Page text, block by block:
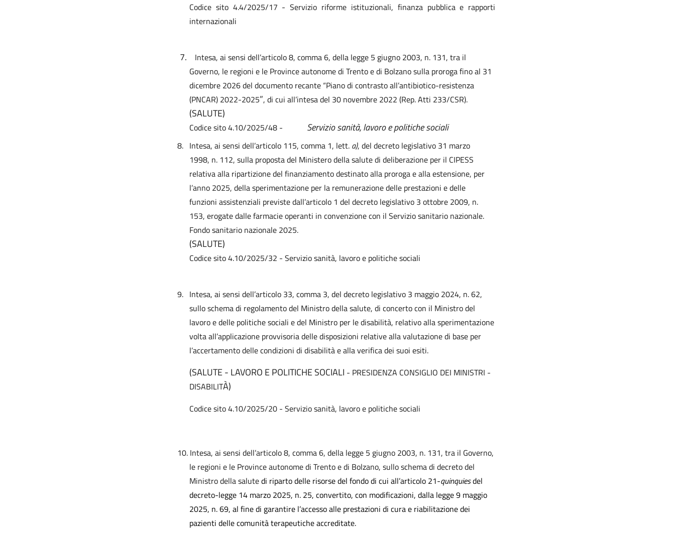
Codice sito 4.4/2025/17 - Servizio riforme istituzionali, finanza pubblica e rapporti
internazionali
7.
Intesa, ai sensi dell’articolo 8, comma 6, della legge 5 giugno 2003, n. 131, tra il
Governo, le regioni e le Province autonome di Trento e di Bolzano sulla proroga fino al 31
dicembre 2026 del documento recante “Piano di contrasto all’antibiotico-resistenza
(PNCAR) 2022-2025”, di cui all’intesa del 30 novembre 2022 (Rep. Atti 233/CSR).
(SALUTE)
Codice sito 4.10/2025/48 - Servizio sanità, lavoro e politiche sociali
8. Intesa, ai sensi dell’articolo 115, comma 1, lett. a), del decreto legislativo 31 marzo
1998, n. 112, sulla proposta del Ministero della salute di deliberazione per il CIPESS
relativa alla ripartizione del finanziamento destinato alla proroga e alla estensione, per
l’anno 2025, della sperimentazione per la remunerazione delle prestazioni e delle
funzioni assistenziali previste dall’articolo 1 del decreto legislativo 3 ottobre 2009, n.
153, erogate dalle farmacie operanti in convenzione con il Servizio sanitario nazionale.
Fondo sanitario nazionale 2025.
(SALUTE)
Codice sito 4.10/2025/32 - Servizio sanità, lavoro e politiche sociali
9. Intesa, ai sensi dell’articolo 33, comma 3, del decreto legislativo 3 maggio 2024, n. 62,
sullo schema di regolamento del Ministro della salute, di concerto con il Ministro del
lavoro e delle politiche sociali e del Ministro per le disabilità, relativo alla sperimentazione
volta all’applicazione provvisoria delle disposizioni relative alla valutazione di base per
l’accertamento delle condizioni di disabilità e alla verifica dei suoi esiti.
(SALUTE - LAVORO E POLITICHE SOCIALI - PRESIDENZA CONSIGLIO DEI MINISTRI -
DISABILITÀ)
Codice sito 4.10/2025/20 - Servizio sanità, lavoro e politiche sociali
10. Intesa, ai sensi dell’articolo 8, comma 6, della legge 5 giugno 2003, n. 131, tra il Governo,
le regioni e le Province autonome di Trento e di Bolzano, sullo schema di decreto del
Ministro della salutedi riparto delle risorse del fondo di cui all’articolo 21-quinquiesdel
decreto-legge 14 marzo 2025, n. 25, convertito, con modificazioni, dalla legge 9 maggio
2025, n. 69, al fine di garantire l’accesso alle prestazioni di cura e riabilitazione dei
pazienti delle comunità terapeutiche accreditate.